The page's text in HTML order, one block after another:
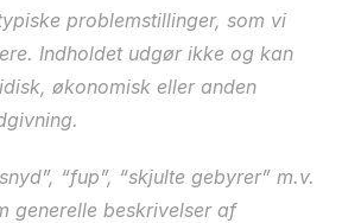
problemstillinger, som vi
Indholdet udgør ikke og kan
økonomisk eller anden
“fup”, “skjulte gebyrer” m.v.
generelle beskrivelser af